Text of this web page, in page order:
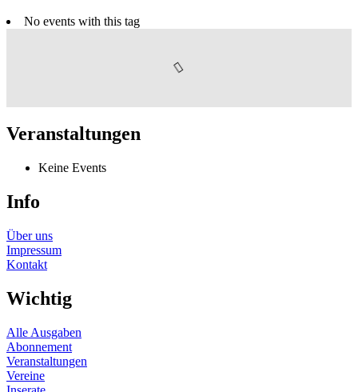
No events with this tag
Veranstaltungen
Keine Events
Info
Über uns
Impressum
Kontakt
Wichtig
Alle Ausgaben
Abonnement
Veranstaltungen
Vereine